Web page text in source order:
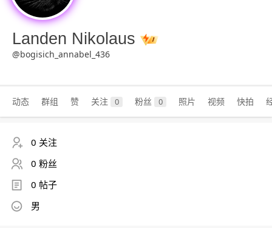
Landen Nikolaus
@bogisich_annabel_436
动态 群组 赞 关注 0 粉丝 0 照片 视频 快拍
0 关注
0 粉丝
0 帖子
男